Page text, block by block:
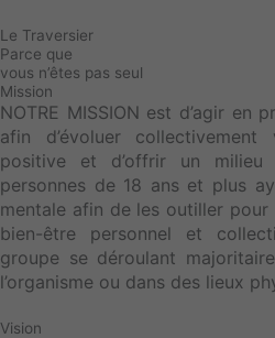
Le Traversier
Parce que
vous n’êtes pas seul
Mission
NOTRE MISSION est d’agir en
afin d’évoluer
positive et d’offrir un
personnes de 18 ans et plus
mentale afin de les outiller
bien-être personnel et
groupe se déroulant
l’organisme ou dans des lieux
Vision